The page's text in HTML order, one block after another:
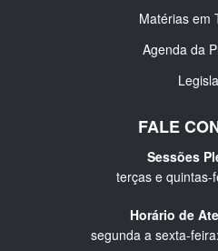
Matérias em
Agenda da
FALE
Sessões
terças e quintas-
Horário de
segunda a sexta-